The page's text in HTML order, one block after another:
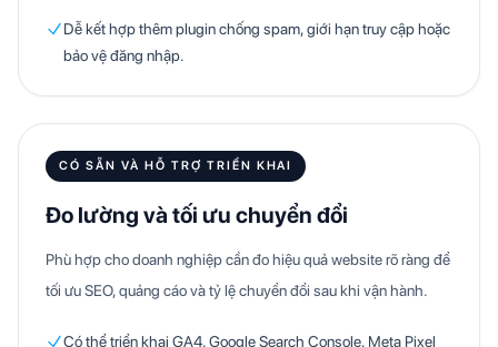
Dễ kết hợp thêm plugin chống spam, giới hạn truy cập hoặc
bảo vệ đăng nhập.
CÓ SẴN VÀ HỖ TRỢ TRIỂN KHAI
Đo lường và tối ưu chuyển đổi
Phù hợp cho doanh nghiệp cần đo hiệu quả website rõ ràng để
tối ưu SEO, quảng cáo và tỷ lệ chuyển đổi sau khi vận hành.
Có thể triển khai GA4, Google Search Console, Meta Pixel